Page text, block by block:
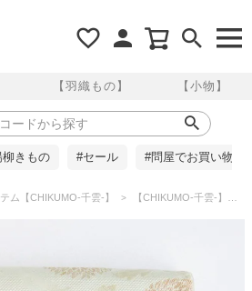
【羽織もの】 【小物】
柳きもの #セール #問屋でお買い物
ム【CHIKUMO-千雲-】 【CHIKUMO-千雲-】博多織名古屋帯 玉菊／乳白 くるり